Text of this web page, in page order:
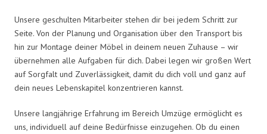
Unsere geschulten Mitarbeiter stehen dir bei jedem Schritt zur
Seite. Von der Planung und Organisation über den Transport bis
hin zur Montage deiner Möbel in deinem neuen Zuhause – wir
übernehmen alle Aufgaben für dich. Dabei legen wir großen Wert
auf Sorgfalt und Zuverlässigkeit, damit du dich voll und ganz auf
dein neues Lebenskapitel konzentrieren kannst.
Unsere langjährige Erfahrung im Bereich Umzüge ermöglicht es
uns, individuell auf deine Bedürfnisse einzugehen. Ob du einen